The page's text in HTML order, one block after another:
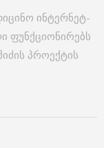
ინტერნეტ-
ფუნქციონირებს
პროექტის